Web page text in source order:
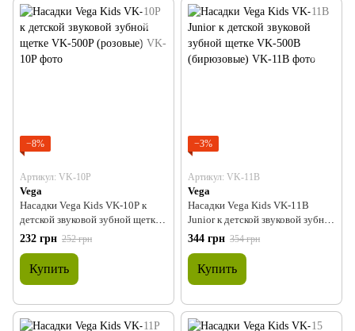
−8%
Артикул: VK-10P
Vega
Насадки Vega Kids VK-10P к
детской звуковой зубной щетке
VK-500P (розовые)
232 грн 252 грн
Купить
−3%
Артикул: VK-11B
Vega
Насадки Vega Kids VK-11B
Junior к детской звуковой зубной
щетке VK-500B (бирюзовые)
344 грн 354 грн
Купить